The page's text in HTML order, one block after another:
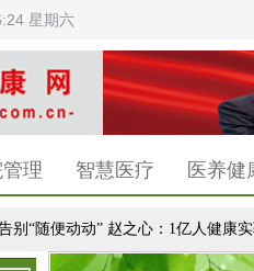
星期六
管理 智慧医疗 医养健
“随便动动” 赵之心：1亿人健康实验